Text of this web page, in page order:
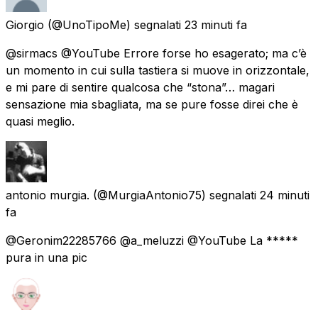
Giorgio (@UnoTipoMe) segnalati 23 minuti fa
@sirmacs @YouTube Errore forse ho esagerato; ma c’è
un momento in cui sulla tastiera si muove in orizzontale,
e mi pare di sentire qualcosa che “stona”… magari
sensazione mia sbagliata, ma se pure fosse direi che è
quasi meglio.
antonio murgia. (@MurgiaAntonio75) segnalati 24 minuti
fa
@Geronim22285766 @a_meluzzi @YouTube La *****
pura in una pic